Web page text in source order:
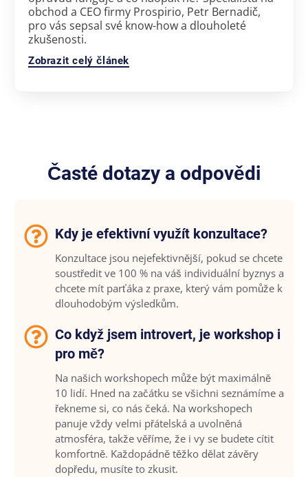
obchod a CEO firmy Prospirio, Petr Bernadič,
pro vás sepsal své know-how a dlouholeté
zkušenosti.
Zobrazit celý článek
Časté dotazy a odpovědi
Kdy je efektivní využít konzultace?
Konzultace jsou nejefektivnější, pokud se chcete
soustředit ve 100 % na váš individuální byznys a
chcete mít parťáka z praxe, který vám pomůže k
dlouhodobým výsledkům.
Co když jsem introvert, je workshop i
pro mě?
Na našich workshopech může být maximálně
10 lidí. Hned na začátku se všichni seznámíme a
řekneme si, co nás čeká. Na workshopech
panuje vždy velmi přátelská a uvolněná
atmosféra, takže věříme, že i vy se budete cítit
komfortně. Každopádně těžko dělat závěry
dopředu, musíte to zkusit.